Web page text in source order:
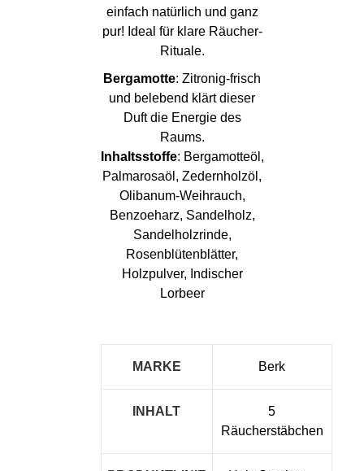
einfach natürlich und ganz
pur! Ideal für klare Räucher-
Rituale.
Bergamotte: Zitronig-frisch
und belebend klärt dieser
Duft die Energie des
Raums.
Inhaltsstoffe: Bergamotteöl,
Palmarosaöl, Zedernholzöl,
Olibanum-Weihrauch,
Benzoeharz, Sandelholz,
Sandelholzrinde,
Rosenblütenblätter,
Holzpulver, Indischer
Lorbeer
MARKE Berk
INHALT
5
Räucherstäbchen